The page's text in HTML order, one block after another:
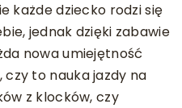
każde dziecko rodzi się
jednak dzięki zabawie
nowa umiejętność
to nauka jazdy na
z klocków, czy